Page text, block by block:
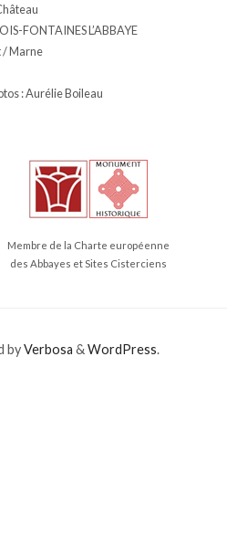
FONTAINES L’ABBAYE
/ Marne
: Aurélie Boileau
Membre de la Charte européenne
des Abbayes et Sites Cisterciens
byVerbosa &WordPress.